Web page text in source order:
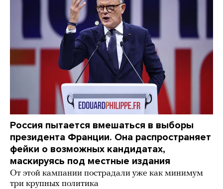
Россия пытается вмешаться в выборы
президента Франции. Она распространяет
фейки о возможных кандидатах,
маскируясь под местные издания
От этой кампании пострадали уже как минимум
три крупных политика